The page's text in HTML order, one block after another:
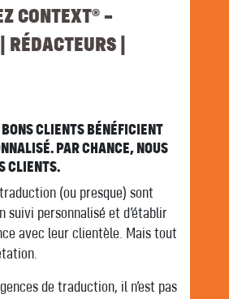
CONTEXT® –
|
CLIENTS BÉNÉFICIENT
PAR CHANCE, NOUS
CLIENTS.
(ou presque) sont
suivi personnalisé et d’établir
avec leur clientèle. Mais tout
de traduction, il n’est pas